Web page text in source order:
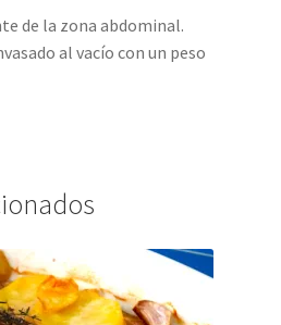
de la zona abdominal.
al vacío con un peso